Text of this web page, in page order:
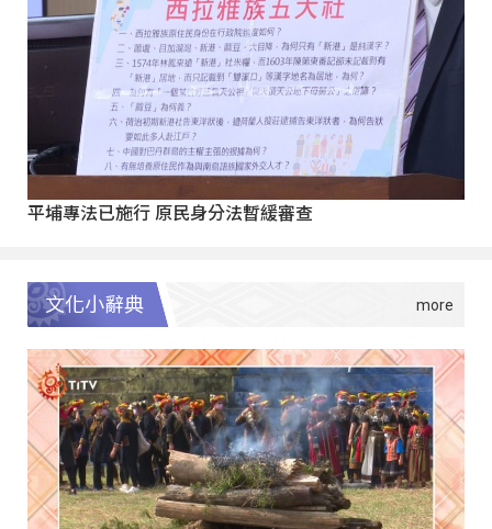
平埔專法已施行 原民身分法暫緩審查
文化小辭典